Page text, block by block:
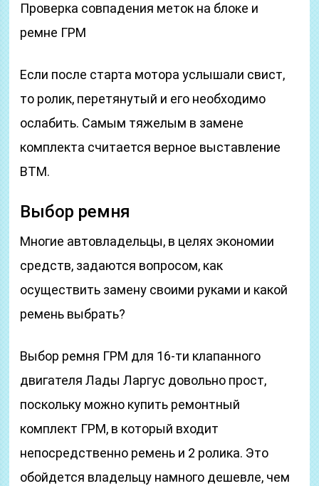
Проверка совпадения меток на блоке и
ремне ГРМ
Если после старта мотора услышали свист,
то ролик, перетянутый и его необходимо
ослабить. Самым тяжелым в замене
комплекта считается верное выставление
ВТМ.
Выбор ремня
Многие автовладельцы, в целях экономии
средств, задаются вопросом, как
осуществить замену своими руками и какой
ремень выбрать?
Выбор ремня ГРМ для 16-ти клапанного
двигателя Лады Ларгус довольно прост,
поскольку можно купить ремонтный
комплект ГРМ, в который входит
непосредственно ремень и 2 ролика. Это
обойдется владельцу намного дешевле, чем